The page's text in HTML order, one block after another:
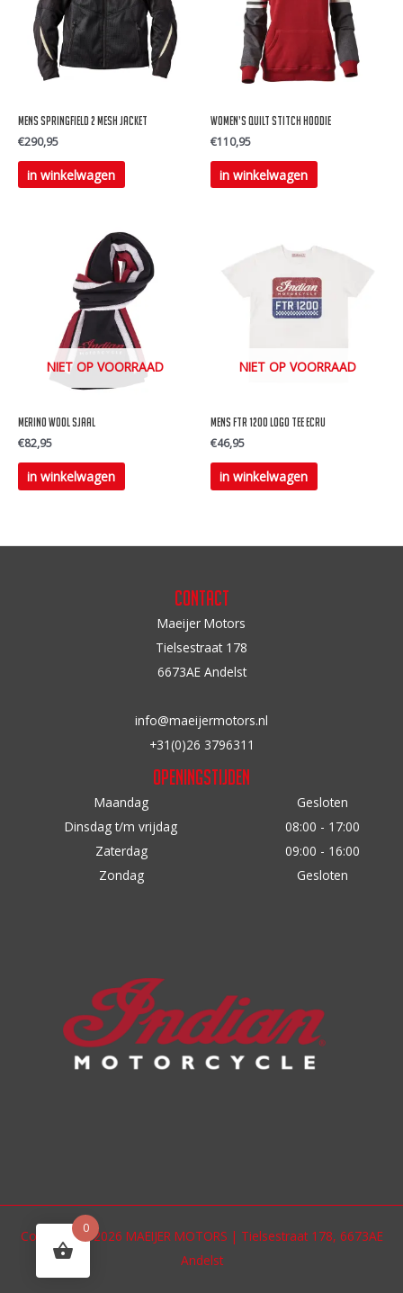
Mens springfield 2 mesh jacket
€290,95
in winkelwagen
Dit
product
meerdere
variaties.
Deze
optie
kan
gekozen
worden
Women’s quilt stitch hoodie
€110,95
in winkelwagen
Dit
product
variaties.
Deze
optie
gekozen
NIET OP VOORRAAD
merino wool sjaal
€82,95
in winkelwagen
NIET OP VOORRAAD
Mens ftr 1200 logo tee ecru
€46,95
in winkelwagen
Dit
product
Contact
Maeijer Motors
Tielsestraat 178
6673AE Andelst
info@maeijermotors.nl
+31(0)26 3796311
Openingstijden
Maandag
Gesloten
Dinsdag t/m vrijdag
08:00 - 17:00
Zaterdag
09:00 - 16:00
Zondag
Gesloten
Copyright © 2026 MAEIJER MOTORS | Tielsestraat 178, 6673AE
Andelst
0